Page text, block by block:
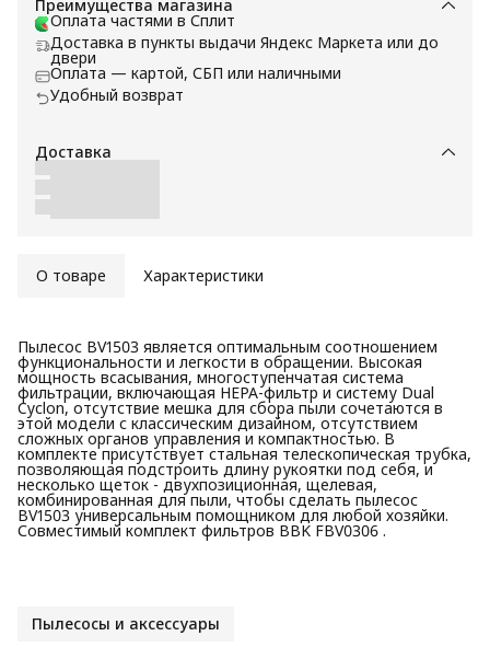
Преимущества магазина
Оплата частями в Сплит
Доставка в пункты выдачи Яндекс Маркета или до
двери
Оплата — картой, СБП или наличными
Удобный возврат
Доставка
О товаре Характеристики
Пылесос BV1503 является оптимальным соотношением
функциональности и легкости в обращении. Высокая
мощность всасывания, многоступенчатая система
фильтрации, включающая HEPA-фильтр и систему Dual
Cyclon, отсутствие мешка для сбора пыли сочетаются в
этой модели с классическим дизайном, отсутствием
сложных органов управления и компактностью. В
комплекте присутствует стальная телескопическая трубка,
позволяющая подстроить длину рукоятки под себя, и
несколько щеток - двухпозиционная, щелевая,
комбинированная для пыли, чтобы сделать пылесос
BV1503 универсальным помощником для любой хозяйки.
Совместимый комплект фильтров BBK FBV0306 .
Пылесосы и аксессуары